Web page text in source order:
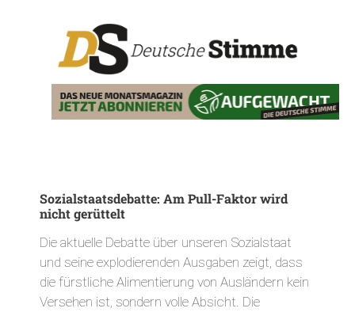
Sozialstaatsdebatte: Am Pull-Faktor wird
nicht gerüttelt
Die aktuelle Debatte über unseren Sozialstaat
und seine explodierenden Ausgaben zeigt, dass
die fürstliche Alimentierung von Ausländern kein
Versehen ist, sondern volle Absicht. Die